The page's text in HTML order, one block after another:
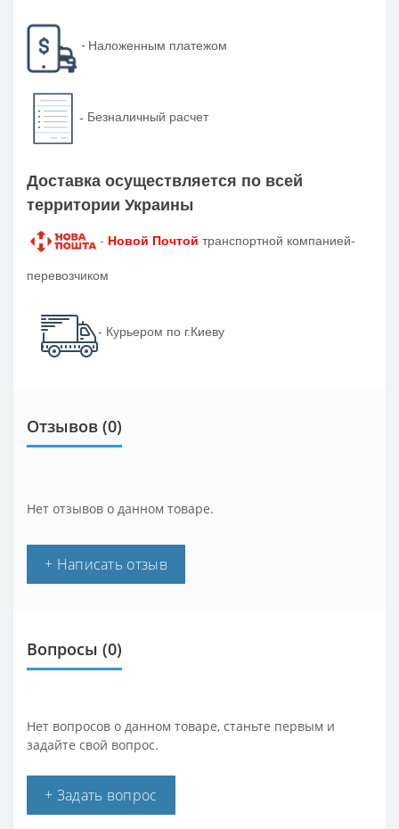
- Наложенным платежом
- Безналичный расчет
Доставка осуществляется по всей
территории Украины
- Новой Почтой транспортной компанией-
перевозчиком
- Курьером по г.Киеву
Отзывов (0)
Нет отзывов о данном товаре.
+ Написать отзыв
Вопросы (0)
Нет вопросов о данном товаре, станьте первым и
задайте свой вопрос.
+ Задать вопрос